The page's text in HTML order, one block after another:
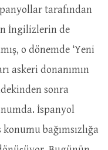
tarafından
İngilizlerin de
o dönemde ‘Yeni
askeri donanımın
sonra
İspanyol
bağımsızlığa